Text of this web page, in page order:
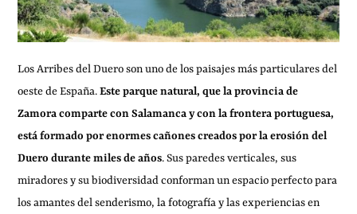
Los Arribes del Duero son uno de los paisajes más particulares del
oeste de España.Este parque natural, que la provincia de
Zamora comparte con Salamanca y con la frontera portuguesa,
está formado por enormes cañones creados por la erosión del
Duero durante miles de años. Sus paredes verticales, sus
miradores y su biodiversidad conforman un espacio perfecto para
los amantes del senderismo, la fotografía y las experiencias en